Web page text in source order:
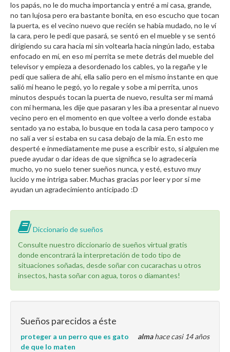
los papás, no le do mucha importancia y entré a mi casa, grande,
no tan lujosa pero era bastante bonita, en eso escucho que tocan
la puerta, es el vecino nuevo que recién se había mudado, no le ví
la cara, pero le pedí que pasará, se sentó en el mueble y se sentó
dirigiendo su cara hacia mi sin voltearla hacia ningún lado, estaba
enfocado en mí, en eso mi perrita se mete detrás del mueble del
televisor y empieza a desordenado los cables, yo la regañe y le
pedí que saliera de ahí, ella salio pero en el mismo instante en que
salió mi heano le pegó, yo lo regale y sobe a mi perrita, unos
minutos después tocan la puerta de nuevo, resulta ser mi mamá
con mi hermana, les dije que pasaran y les iba a presentar al nuevo
vecino pero en el momento en que voltee a verlo donde estaba
sentado ya no estaba, lo busque en toda la casa pero tampoco y
no salí a ver si estaba en su casa debajo de la mía. En esto me
desperté e inmediatamente me puse a escribir esto, si alguien me
puede ayudar o dar ideas de que significa se lo agradecería
mucho, yo no suelo tener sueños nunca, y esté, estuvo muy
lucido y me intriga saber. Muchas gracias por leer y por si me
ayudan un agradecimiento anticipado :D
Diccionario de sueños
Consulte nuestro diccionario de sueños virtual gratis
donde encontrará la interpretación de todo tipo de
situaciones soñadas, desde soñar con cucarachas u otros
insectos, hasta soñar con agua, toros o diamantes!
Sueños parecidos a éste
almahace casi 14 años
proteger a un perro que es gato
de que lo maten